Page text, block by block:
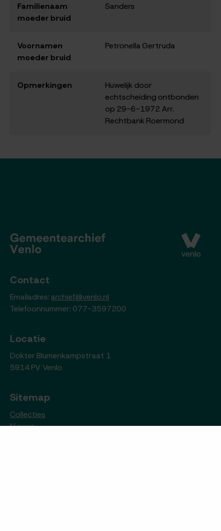
Familienaam
moeder bruid
Sanders
Voornamen
moeder bruid
Petronella Gertruda
Opmerkingen
Huwelijk door
echtscheiding ontbonden
op 29-6-1972 Arr.
Rechtbank Roermond
Contact
Emailadres: archief@venlo.nl
Telefoonnummer: 077-3597200
Locatie
Dokter Blumenkampstraat 1
5914 PV Venlo
Sitemap
Collecties
Nieuws